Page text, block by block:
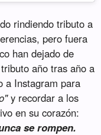
rindiendo tributo a
pero fuera
han dejado de
año tras año a
a Instagram para
y recordar a los
en su corazón:
se rompen.